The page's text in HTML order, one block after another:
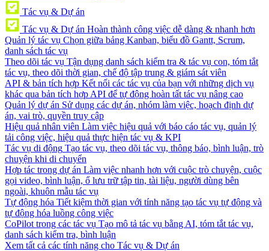
Tác vụ & Dự án
Tác vụ & Dự án Hoàn thành công việc dễ dàng & nhanh hơn
Quản lý tác vụ Chọn giữa bảng Kanban, biểu đồ Gantt, Scrum,
danh sách tác vụ
Theo dõi tác vụ Tận dụng danh sách kiểm tra & tác vụ con, tóm tắt
tác vụ, theo dõi thời gian, chế độ tập trung & giám sát viên
API & bản tích hợp Kết nối các tác vụ của bạn với những dịch vụ
khác qua bản tích hợp API để tự động hoàn tất tác vụ nâng cao
Quản lý dự án Sử dụng các dự án, nhóm làm việc, hoạch định dự
án, vai trò, quyền truy cập
Hiệu quả nhân viên Làm việc hiệu quả với báo cáo tác vụ, quản lý
tải công việc, hiệu quả thực hiện tác vụ & KPI
Tác vụ di động Tạo tác vụ, theo dõi tác vụ, thông báo, bình luận, trò
chuyện khi di chuyển
Hợp tác trong dự án Làm việc nhanh hơn với cuộc trò chuyện, cuộc
gọi video, bình luận, ổ lưu trữ tập tin, tài liệu, người dùng bên
ngoài, khuôn mẫu tác vụ
Tự động hóa Tiết kiệm thời gian với tính năng tạo tác vụ tự động và
tự động hóa luồng công việc
CoPilot trong các tác vụ Tạo mô tả tác vụ bằng AI, tóm tắt tác vụ,
danh sách kiểm tra, bình luận
Xem tất cả các tính năng cho Tác vụ & Dự án